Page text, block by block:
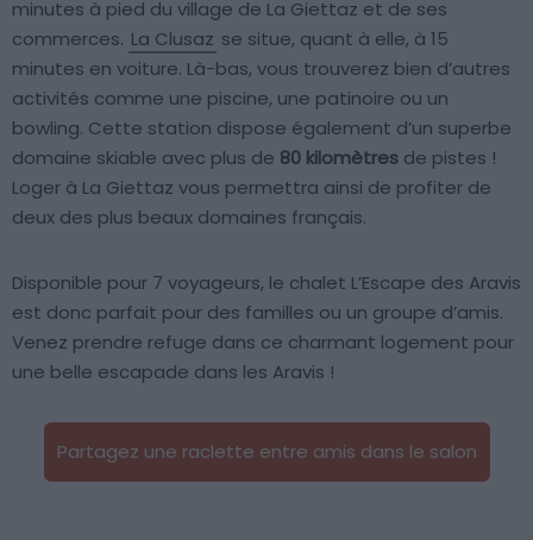
minutes à pied du village de La Giettaz et de ses
commerces. La Clusaz se situe, quant à elle, à 15
minutes en voiture. Là-bas, vous trouverez bien d’autres
activités comme une piscine, une patinoire ou un
bowling. Cette station dispose également d’un superbe
domaine skiable avec plus de 80 kilomètres de pistes !
Loger à La Giettaz vous permettra ainsi de profiter de
deux des plus beaux domaines français.
Disponible pour 7 voyageurs, le chalet L’Escape des Aravis
est donc parfait pour des familles ou un groupe d’amis.
Venez prendre refuge dans ce charmant logement pour
une belle escapade dans les Aravis !
Partagez une raclette entre amis dans le salon